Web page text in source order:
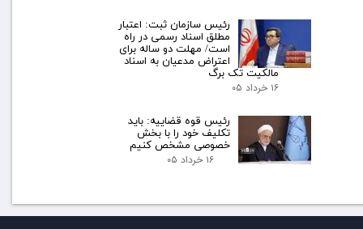
رئیس سازمان ثبت: اعتبار
مطلق اسناد رسمی در راه
است/ مهلت دو ساله برای
اعتراض مدعیان به اسناد
مالکیت تک برگ
۱۶ خرداد ۰۵
رئیس قوه قضاییه: باید
تکلیف خود را با بخش
خصوصی مشخص کنیم
۱۶ خرداد ۰۵